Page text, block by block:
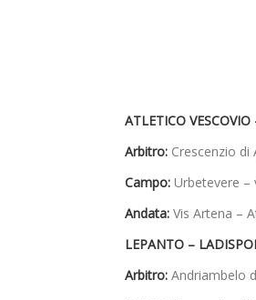
ATLETICO VESCOVIO
Arbitro: Crescenzio di
Campo: Urbetevere –
Andata: Vis Artena –
LEPANTO –
Arbitro: Andriambelo